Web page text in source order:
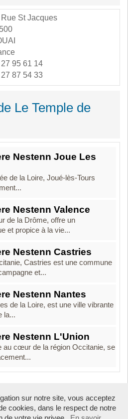
Rue St Jacques
95 61 14
87 54 33
Le Temple de
Nestenn Joue Les
de la Loire, Joué-lès-Tours
Nestenn Valence
de la Drôme, offre un
et propice à la vie...
Nestenn Castries
Castries est une commune
et...
Nestenn Nantes
de la Loire, est une ville vibrante
la...
Nestenn L'Union
au cœur de la région Occitanie, se
2.02 - © 2007 - 2026
sur notre site, vous acceptez
cookies, dans le respect de notre